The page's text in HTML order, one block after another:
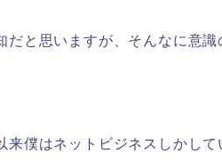
と思いますが、そんなに意識
僕はネットビジネスしかして